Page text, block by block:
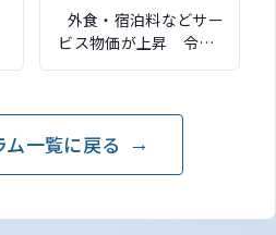
外食・宿泊料などサー
ビス物価が上昇 令和6
年版「労働経済の分
ム一覧に戻る